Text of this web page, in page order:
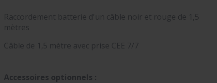
Raccordement batterie d'un câble noir et rouge de 1,5
mètres
Câble de 1,5 mètre avec prise CEE 7/7
Accessoires optionnels :